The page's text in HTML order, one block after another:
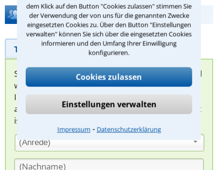
dem Klick auf den Button "Cookies zulassen" stimmen Sie
der Verwendung der von uns für die genannten Zwecke
eingesetzten Cookies zu. Über den Button "Einstellungen
verwalten" können Sie sich über die eingesetzten Cookies
informieren und den Umfang Ihrer Einwilligung
konfigurieren.
Cookies zulassen
Einstellungen verwalten
Impressum ⁃ Datenschutzerklärung
Hilfe bei Ihrer Anwaltsuche?
Telefonhilfe Beratungsanfrage
Sie können hier Ihren Fall schildern. Anschließend
werden sich spezialisierte Rechtsanwälte bei
Ihnen melden, um das weitere Vorgehen
abzuklären. Die Rückmeldung durch einen Anwalt
ist für Sie kostenlos.
(Anrede)